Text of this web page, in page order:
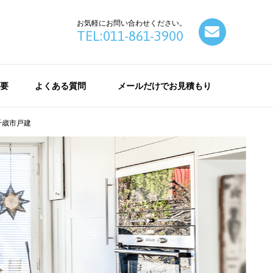
お気軽にお問い合わせください。
TEL:011-861-3900
よくある質問 メールだけでお見積もり
市戸建